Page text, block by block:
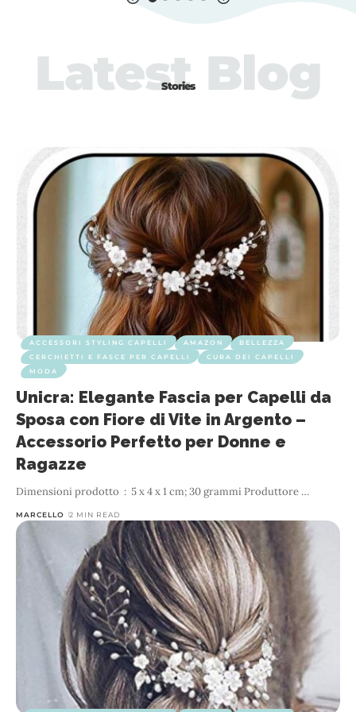
Stories
Latest Blog
ACCESSORI STYLING CAPELLI AMAZON
BELLEZZA
CERCHIETTI E FASCE PER CAPELLI
CURA DEI CAPELLI
MODA
Unicra: Elegante Fascia per Capelli da
Sposa con Fiore di Vite in Argento –
Accessorio Perfetto per Donne e
Ragazze
…
MARCELLO 2 MIN READ